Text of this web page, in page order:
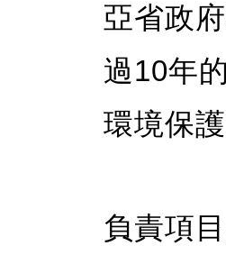
亞省政
過10年
環境保
負責項